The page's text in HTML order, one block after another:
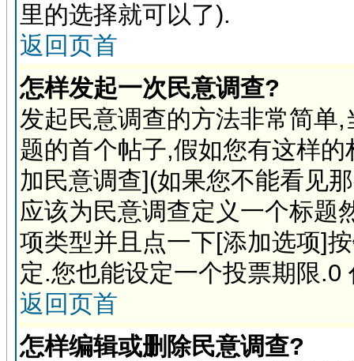
里的选择就可以了).
返回页首
怎样发起一次民意调查?
发起民意调查的方法非常简单
题的首个帖子,假如您有这样
加民意调查](如果您不能看见
应该为民意调查定义一个标题
项类型并且点一下[添加选项]
定.您也能设定一个投票期限.0
返回页首
怎样编辑或删除民意调查?